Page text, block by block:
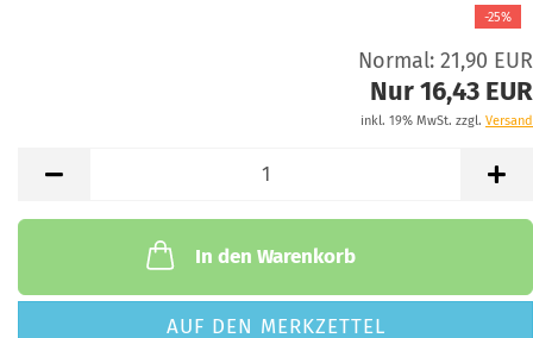
-25%
Normal: 21,90 EUR
Nur 16,43 EUR
inkl. 19% MwSt. zzgl. Versand
In den Warenkorb
AUF DEN MERKZETTEL